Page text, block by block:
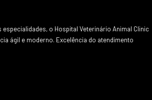
especialidades, o Hospital Veterinário Animal Clinic
ágil e moderno. Excelência do atendimento